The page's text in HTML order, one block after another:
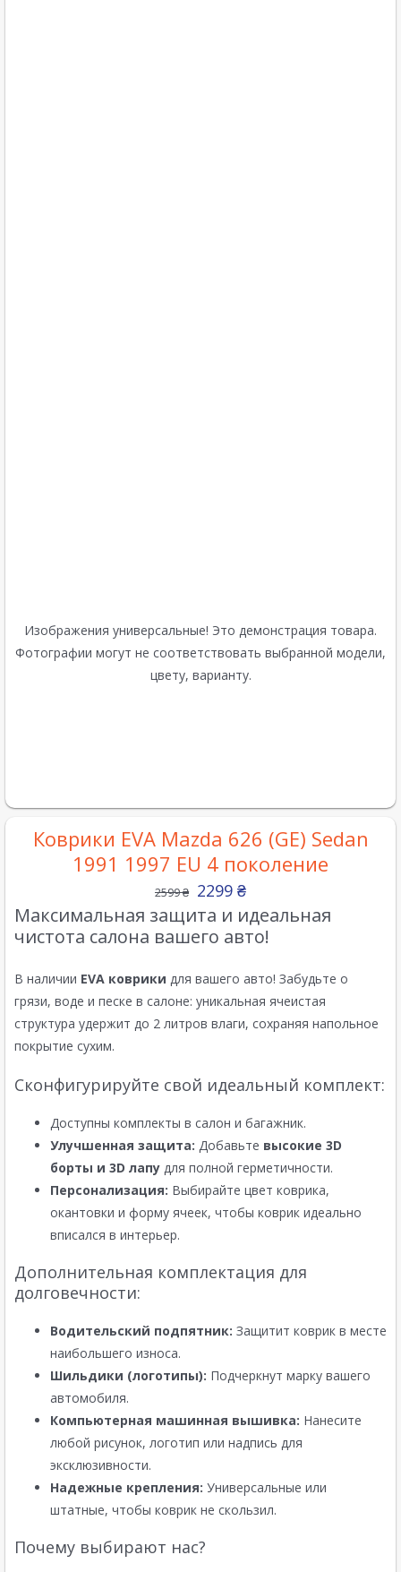
Изображения универсальные! Это демонстрация товара.
Фотографии могут не соответствовать выбранной модели,
цвету, варианту.
Коврики EVA Mazda 626 (GE) Sedan
1991 1997 EU 4 поколение
2599₴ 2299 ₴
Максимальная защита и идеальная
чистота салона вашего авто!
В наличии EVA коврики для вашего авто! Забудьте о
грязи, воде и песке в салоне: уникальная ячеистая
структура удержит до 2 литров влаги, сохраняя напольное
покрытие сухим.
Сконфигурируйте свой идеальный комплект:
Доступны комплекты в салон и багажник.
Улучшенная защита: Добавьте высокие 3D
борты и 3D лапу для полной герметичности.
Персонализация: Выбирайте цвет коврика,
окантовки и форму ячеек, чтобы коврик идеально
вписался в интерьер.
Дополнительная комплектация для
долговечности:
Водительский подпятник: Защитит коврик в месте
наибольшего износа.
Шильдики (логотипы): Подчеркнут марку вашего
автомобиля.
Компьютерная машинная вышивка: Нанесите
любой рисунок, логотип или надпись для
эксклюзивности.
Надежные крепления: Универсальные или
штатные, чтобы коврик не скользил.
Почему выбирают нас?